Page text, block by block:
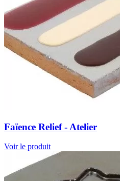
Faïence Relief - Atelier
Voir le produit